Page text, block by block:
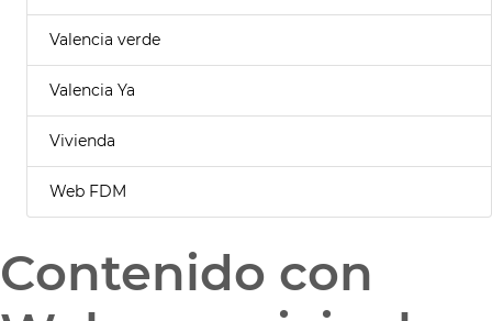
Valencia verde
Valencia Ya
Vivienda
Web FDM
Contenido con